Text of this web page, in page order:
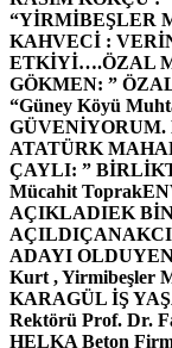
“YİRMİBEŞLER
KAHVECİ :
ETKİYİ….ÖZAL
GÖKMEN: ”
“Güney Köyü
ATATÜRK
ÇAYLI: ”
Mücahit Toprak
AÇIKLADIEK
AÇILDI
ADAYI OLDU
Kurt , Yirmibeşler
KARAGÜL İŞ
Rektörü Prof. Dr.
HELKA Beton